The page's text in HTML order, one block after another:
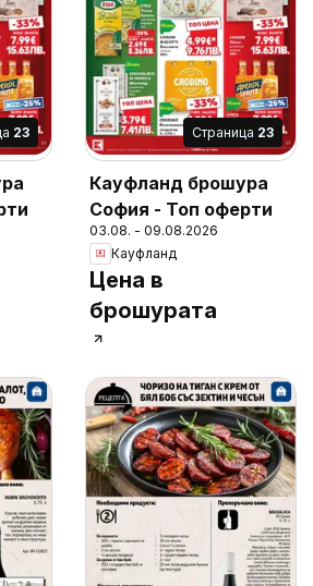
23 Cтраница 23
Кауфланд брошура
София - Топ оферти
03.08. - 09.08.2026
Кауфланд
Цена в
брошурата